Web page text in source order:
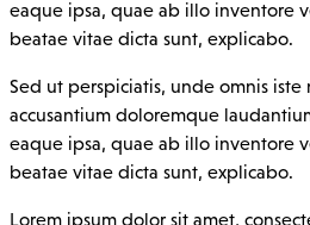
eaque ipsa, quae ab illo inventore
beatae vitae dicta sunt, explicabo.
Sed ut perspiciatis, unde omnis
accusantium doloremque
eaque ipsa, quae ab illo inventore
beatae vitae dicta sunt, explicabo.
Lorem ipsum dolor sit amet,